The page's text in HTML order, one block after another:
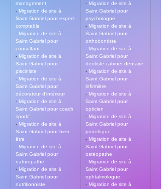
management
- Migration de site à
Saint Gabriel pour expert-
comptable
- Migration de site à
Saint Gabriel pour
consultant
- Migration de site à
Saint Gabriel pour
pisciniste
- Migration de site à
Saint Gabriel pour
décorateur d’intérieur
- Migration de site à
Saint Gabriel pour coach
sportif
- Migration de site à
Saint Gabriel pour bien-
être
- Migration de site à
Saint Gabriel pour
naturopathe
- Migration de site à
Saint Gabriel pour
nutritionniste
- Migration de site à
Saint Gabriel pour
psychologue
- Migration de site à
Saint Gabriel pour
orthodontiste
- Migration de site à
Saint Gabriel pour
dentiste cabinet dentaire
- Migration de site à
Saint Gabriel pour
infirmière
- Migration de site à
Saint Gabriel pour
opticien
- Migration de site à
Saint Gabriel pour
podologue
- Migration de site à
Saint Gabriel pour
ostéopathe
- Migration de site à
Saint Gabriel pour
ophtalmologue
- Migration de site à